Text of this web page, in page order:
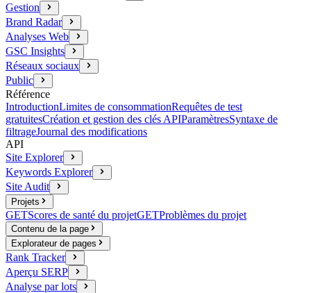
Gestion
Brand Radar
Analyses Web
GSC Insights
Réseaux sociaux
Public
Référence
IntroductionLimites de consommationRequêtes de test
gratuitesCréation et gestion des clés APIParamètresSyntaxe de
filtrageJournal des modifications
API
Site Explorer
Keywords Explorer
Site Audit
Projets
GETScores de santé du projetGETProblèmes du projet
Contenu de la page
Explorateur de pages
Rank Tracker
Aperçu SERP
Analyse par lots